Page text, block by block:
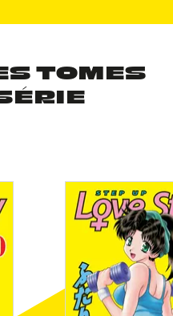
TOMES